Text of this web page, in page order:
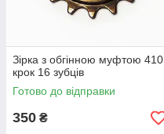
Зірка з обгінною муфтою 410
крок 16 зубців
Готово до відправки
350 ₴